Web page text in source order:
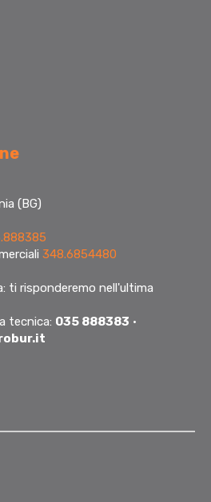
(BG)
348.6854480
ti risponderemo nell'ultima
tecnica: 035 888383 ·